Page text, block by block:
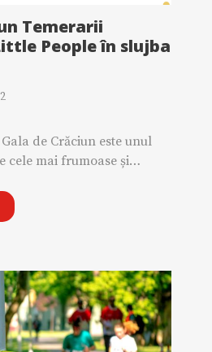
Temerarii
People în slujba
de Crăciun este unul
cele mai frumoase și…